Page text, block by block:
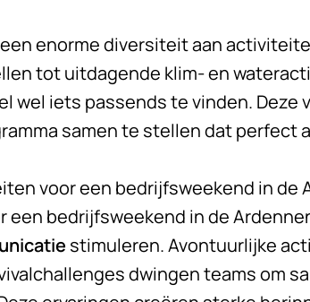
enorme diversiteit aan
tot uitdagende klim- en
wel iets passends te vinden. Deze
samen te stellen dat perfect
voor een bedrijfsweekend in de
bedrijfsweekend in de
stimuleren. Avontuurlijke
dwingen teams om